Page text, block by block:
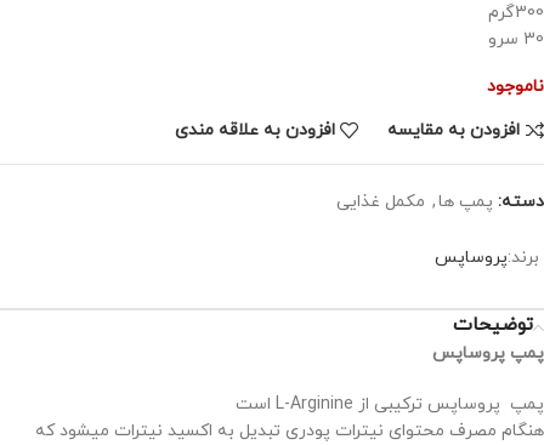
300گرم
30 سرو
ناموجود
افزودن به مقایسه
افزودن به علاقه مندی
دسته: پمپ ها, مکمل غذایی
برند:پروساپس
توضیحات
پمپ پروساپس
پمپ پروساپس ترکیبی از L-Arginine است
هنگام مصرف محتوای نیترات پودری تبدیل به اکسید نیترات میشود که